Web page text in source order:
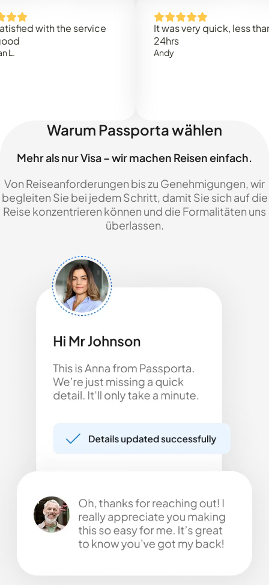
with the service
It was very quick, less than
Warum Passporta wählen
Mehr als nur Visa – wir machen Reisen einfach.
Von Reiseanforderungen bis zu Genehmigungen, wir
begleiten Sie bei jedem Schritt, damit Sie sich auf die
Reise konzentrieren können und die Formalitäten uns
überlassen.